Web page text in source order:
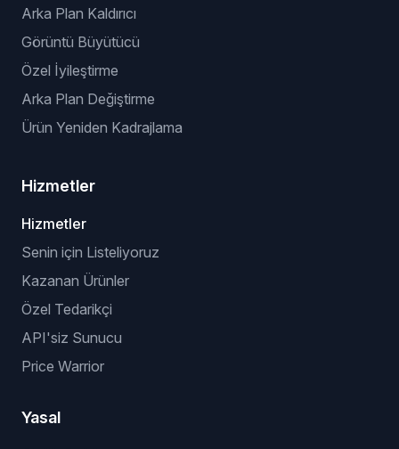
Arka Plan Kaldırıcı
Görüntü Büyütücü
Özel İyileştirme
Arka Plan Değiştirme
Ürün Yeniden Kadrajlama
Hizmetler
Hizmetler
Senin için Listeliyoruz
Kazanan Ürünler
Özel Tedarikçi
API'siz Sunucu
Price Warrior
Yasal